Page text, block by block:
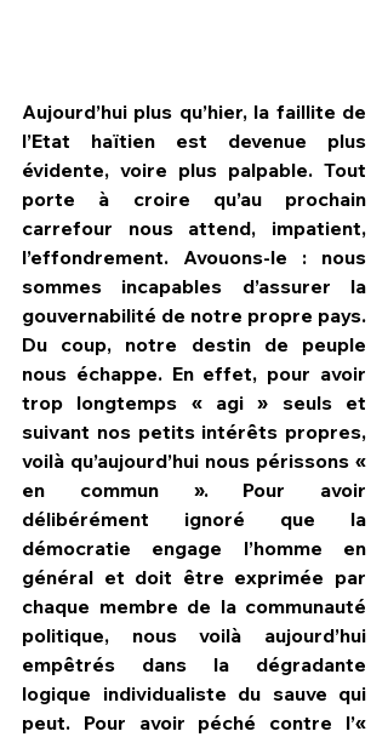
HPN Live
Aujourd’hui plus qu’hier, la faillite de
l’Etat haïtien est devenue plus
évidente, voire plus palpable. Tout
porte à croire qu’au prochain
carrefour nous attend, impatient,
l’effondrement. Avouons-le : nous
sommes incapables d’assurer la
gouvernabilité de notre propre pays.
Du coup, notre destin de peuple
nous échappe. En effet, pour avoir
trop longtemps « agi » seuls et
suivant nos petits intérêts propres,
voilà qu’aujourd’hui nous périssons «
en commun ». Pour avoir
délibérément ignoré que la
démocratie engage l’homme en
général et doit être exprimée par
chaque membre de la communauté
politique, nous voilà aujourd’hui
empêtrés dans la dégradante
logique individualiste du sauve qui
peut. Pour avoir péché contre l’«